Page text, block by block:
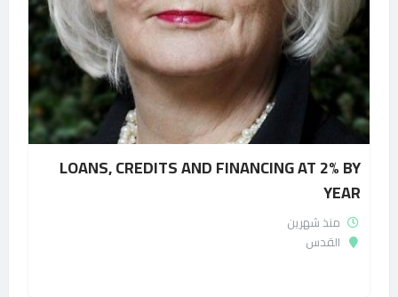
LOANS, CREDITS AND FINANCING AT 2% BY
YEAR
منذ شهرين
القدس